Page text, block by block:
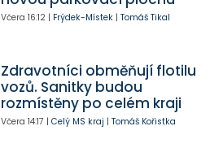
Včera 16:12| Frýdek-Místek| Tomáš Tikal
Zdravotníci obměňují flotilu
vozů. Sanitky budou
rozmístěny po celém kraji
Včera 14:17 | Celý MS kraj | Tomáš Kořistka